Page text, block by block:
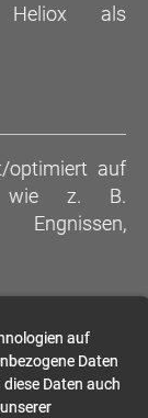
auf
Daten
Daten auch
Heliox als
optimiert auf
wie z. B.
Engnissen,